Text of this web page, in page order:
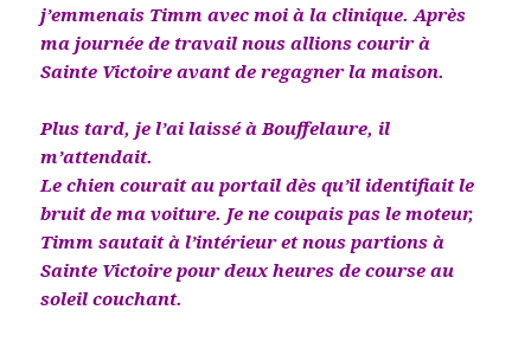
j’emmenais Timm avec moi à la clinique. Après
ma journée de travail nous allions courir à
Sainte Victoire avant de regagner la maison.
Plus tard, je l’ai laissé à Bouffelaure, il
m’attendait.
Le chien courait au portail dès qu’il identifiait le
bruit de ma voiture. Je ne coupais pas le moteur,
Timm sautait à l’intérieur et nous partions à
Sainte Victoire pour deux heures de course au
soleil couchant.